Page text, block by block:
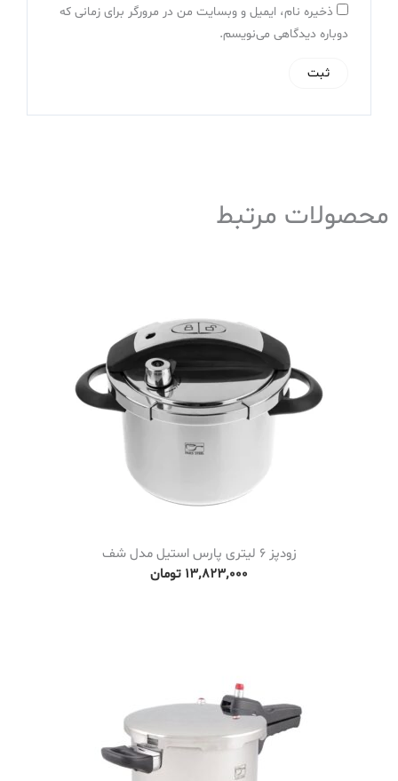
ذخیره نام، ایمیل و وبسایت من در مرورگر برای زمانی که
دوباره دیدگاهی می‌نویسم.
محصولات مرتبط
زودپز 6 لیتری پارس استیل مدل شف
۱۳٬۸۲۳٬۰۰۰ تومان